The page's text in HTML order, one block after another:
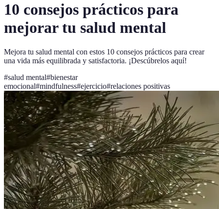
10 consejos prácticos para
mejorar tu salud mental
Mejora tu salud mental con estos 10 consejos prácticos para crear
una vida más equilibrada y satisfactoria. ¡Descúbrelos aquí!
#salud mental#bienestar
emocional#mindfulness#ejercicio#relaciones positivas